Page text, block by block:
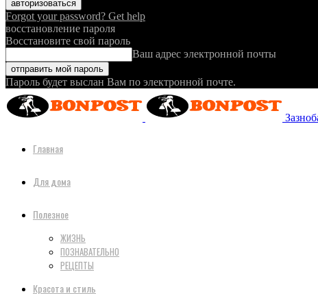
Forgot your password? Get help
восстановление пароля
Восстановите свой пароль
Ваш адрес электронной почты
Пароль будет выслан Вам по электронной почте.
Главная
Для дома
Полезное
ЖИЗНЬ
ПОЗНАВАТЕЛЬНО
РЕЦЕПТЫ
Красота и стиль